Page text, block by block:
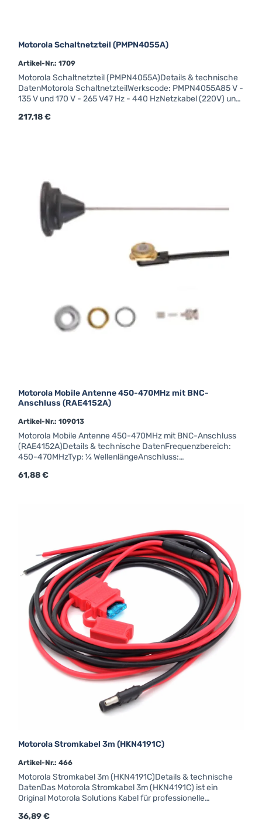
Motorola Schaltnetzteil (PMPN4055A)
Artikel-Nr.: 1709
Motorola Schaltnetzteil (PMPN4055A)Details & technische
DatenMotorola SchaltnetzteilWerkscode: PMPN4055A85 V -
135 V und 170 V - 265 V47 Hz - 440 HzNetzkabel (220V) und
enthaltenVerwendbar
Regulärer Preis:
217,18 €
Motorola Mobile Antenne 450-470MHz mit BNC-
Anschluss (RAE4152A)
Artikel-Nr.: 109013
Motorola Mobile Antenne 450-470MHz mit BNC-Anschluss
(RAE4152A)Details & technische DatenFrequenzbereich:
450-470MHzTyp: ¼ WellenlängeAnschluss:
Regulärer Preis:
61,88 €
Motorola Stromkabel 3m (HKN4191C)
Artikel-Nr.: 466
Motorola Stromkabel 3m (HKN4191C)Details & technische
DatenDas Motorola Stromkabel 3m (HKN4191C) ist ein
Original Motorola Solutions Kabel für professionelle
zertifiziertes Originalzubehör garantiert es optimale
Regulärer Preis:
36,89 €